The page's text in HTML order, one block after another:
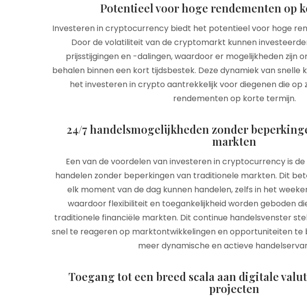
Potentieel voor hoge rendementen op
Investeren in cryptocurrency biedt het potentieel voor hoge
Door de volatiliteit van de cryptomarkt kunnen
prijsstijgingen en -dalingen, waardoor er mogelijkheden zijn
behalen binnen een kort tijdsbestek. Deze dynamiek van snelle
het investeren in crypto aantrekkelijk voor diegenen die op
rendementen op korte termijn.
24/7 handelsmogelijkheden zonder
markten
Een van de voordelen van investeren in cryptocurrency is
handelen zonder beperkingen van traditionele markten. Dit
elk moment van de dag kunnen handelen, zelfs in het
waardoor flexibiliteit en toegankelijkheid worden geboden
traditionele financiële markten. Dit continue handelsvenster
snel te reageren op marktontwikkelingen en opportuniteiten te
meer dynamische en actieve
Toegang tot een breed scala aan digitale
projecten